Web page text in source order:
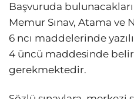
Başvuruda
Memur Sınav, Atama
6 ncı maddelerinde
4 üncü maddesinde
gerekmektedir.